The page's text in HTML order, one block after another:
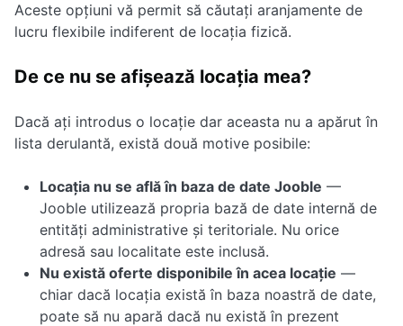
Aceste opțiuni vă permit să căutați aranjamente de
lucru flexibile indiferent de locația fizică.
De ce nu se afișează locația mea?
Dacă ați introdus o locație dar aceasta nu a apărut în
lista derulantă, există două motive posibile:
Locația nu se află în baza de date Jooble —
Jooble utilizează propria bază de date internă de
entități administrative și teritoriale. Nu orice
adresă sau localitate este inclusă.
Nu există oferte disponibile în acea locație —
chiar dacă locația există în baza noastră de date,
poate să nu apară dacă nu există în prezent